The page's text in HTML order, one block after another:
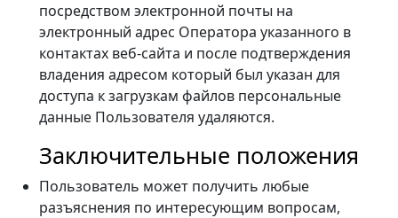
посредством электронной почты на
электронный адрес Оператора указанного в
контактах веб-сайта и после подтверждения
владения адресом который был указан для
доступа к загрузкам файлов персональные
данные Пользователя удаляются.
Заключительные положения
Пользователь может получить любые
разъяснения по интересующим вопросам,